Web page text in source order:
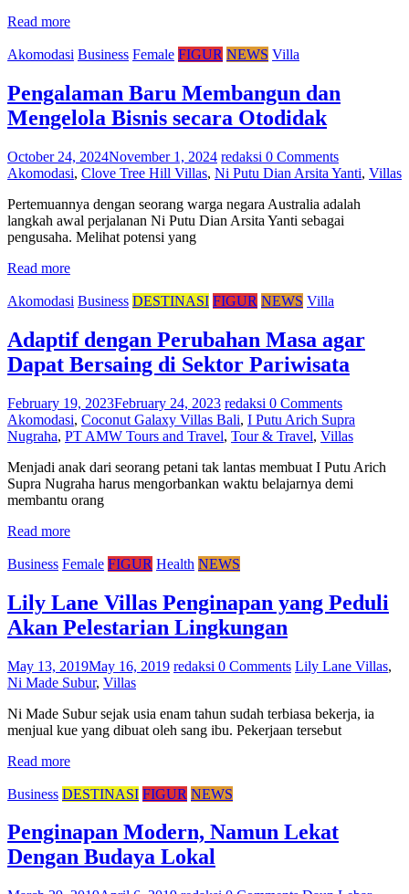
Read more
Akomodasi Business Female FIGUR NEWS Villa
Pengalaman Baru Membangun dan
Mengelola Bisnis secara Otodidak
October 24, 2024November 1, 2024 redaksi 0 Comments
Akomodasi, Clove Tree Hill Villas, Ni Putu Dian Arsita Yanti, Villas
Pertemuannya dengan seorang warga negara Australia adalah
langkah awal perjalanan Ni Putu Dian Arsita Yanti sebagai
pengusaha. Melihat potensi yang
Read more
Akomodasi Business DESTINASI FIGUR NEWS Villa
Adaptif dengan Perubahan Masa agar
Dapat Bersaing di Sektor Pariwisata
February 19, 2023February 24, 2023 redaksi 0 Comments
Akomodasi, Coconut Galaxy Villas Bali, I Putu Arich Supra
Nugraha, PT AMW Tours and Travel, Tour & Travel, Villas
Menjadi anak dari seorang petani tak lantas membuat I Putu Arich
Supra Nugraha harus mengorbankan waktu belajarnya demi
membantu orang
Read more
Business Female FIGUR Health NEWS
Lily Lane Villas Penginapan yang Peduli
Akan Pelestarian Lingkungan
May 13, 2019May 16, 2019 redaksi 0 Comments Lily Lane Villas,
Ni Made Subur, Villas
Ni Made Subur sejak usia enam tahun sudah terbiasa bekerja, ia
menjual kue yang dibuat oleh sang ibu. Pekerjaan tersebut
Read more
Business DESTINASI FIGUR NEWS
Penginapan Modern, Namun Lekat
Dengan Budaya Lokal